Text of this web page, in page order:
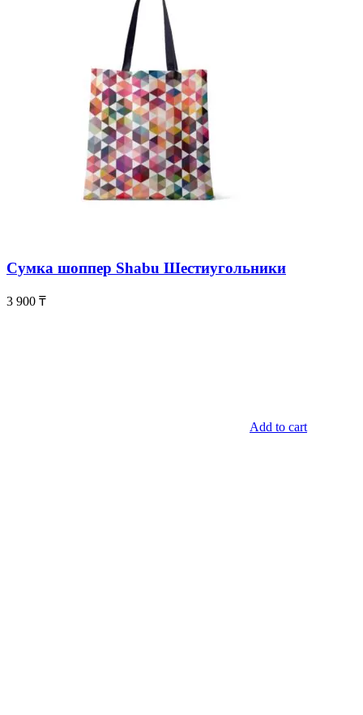
Сумка шоппер Shabu Шестиугольники
3 900 ₸
Add to cart